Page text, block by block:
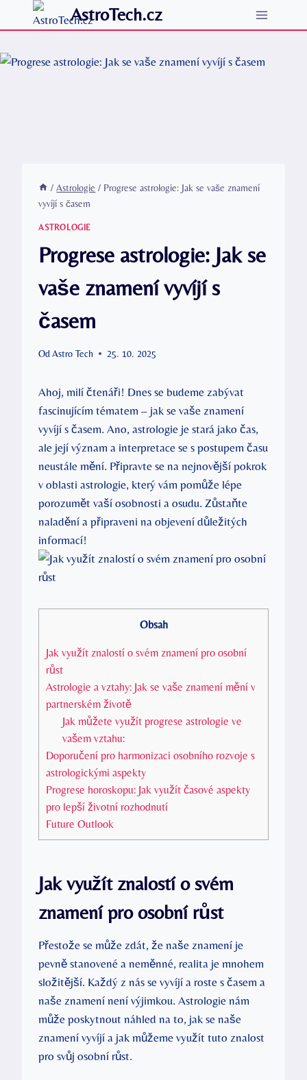
Přeskočit
na
AstroTech.cz
/ Astrologie / Progrese astrologie: Jak se vaše znamení
vyvíjí s časem
ASTROLOGIE
Progrese astrologie: Jak se
vaše znamení vyvíjí s
časem
Od Astro Tech 25. 10. 2025
Ahoj, milí čtenáři! Dnes se budeme zabývat
fascinujícím tématem – jak se vaše znamení
vyvíjí s časem. Ano, astrologie je stará jako čas,
ale její význam a interpretace se s postupem času
neustále mění. Připravte se na nejnovější pokrok
v oblasti astrologie, který vám pomůže lépe
porozumět vaší osobnosti a osudu. Zůstaňte
naladění a připraveni na objevení důležitých
informací!
Obsah
Jak využít znalostí o svém znamení pro osobní
růst
Astrologie a vztahy: Jak se vaše znamení mění v
partnerském životě
Jak můžete využít progrese astrologie ve
vašem vztahu:
Doporučení pro harmonizaci osobního rozvoje s
astrologickými aspekty
Progrese horoskopu: Jak využít časové aspekty
pro lepší životní rozhodnutí
Future Outlook
Jak využít znalostí o svém
znamení pro osobní růst
Přestože se může zdát, že naše znamení je
pevně stanovené a neměnné, realita je mnohem
složitější. Každý z nás se vyvíjí a roste s časem a
naše znamení není výjimkou. Astrologie nám
může poskytnout náhled na to, jak se naše
znamení vyvíjí a jak můžeme využít tuto znalost
pro svůj osobní růst.